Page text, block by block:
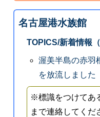
名古屋港水族館
TOPICS/新着情報
渥美半島の赤羽
を放流しました
※標識をつけてあ
まで連絡してくだ